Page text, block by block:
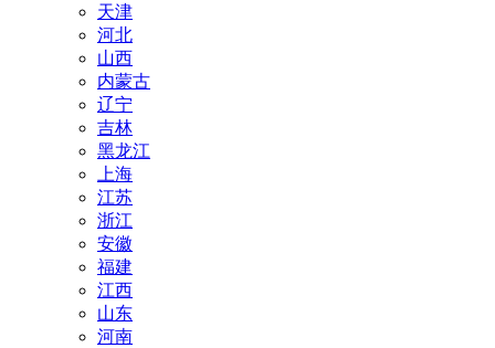
天津
河北
山西
内蒙古
辽宁
吉林
黑龙江
上海
江苏
浙江
安徽
福建
江西
山东
河南